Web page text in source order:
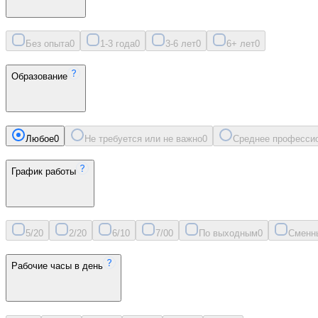
Без опыта0 1-3 года0 3-6 лет0 6+ лет0
Образование
Любое0 Не требуется или не важно0 Среднее
График работы
5/20 2/20 6/10 7/00 По выходным0
Рабочие часы в день